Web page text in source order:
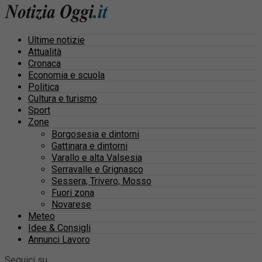
Ultime notizie
Attualità
Cronaca
Economia e scuola
Politica
Cultura e turismo
Sport
Zone
Borgosesia e dintorni
Gattinara e dintorni
Varallo e alta Valsesia
Serravalle e Grignasco
Sessera, Trivero, Mosso
Fuori zona
Novarese
Meteo
Idee & Consigli
Annunci Lavoro